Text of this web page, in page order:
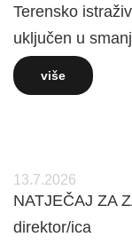
Terensko
uključen u
više
13.7.2026
NATJEČAJ ZA
direktor/ica